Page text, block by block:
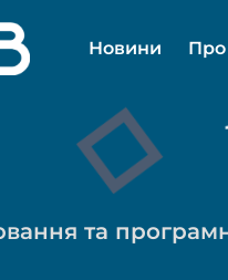
Новини
та